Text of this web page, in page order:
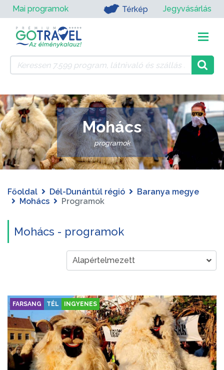
Mai programok Térkép Jegyvásárlás
Mohács
programok
Főoldal Dél-Dunántúl régió
Baranya megye
Mohács
Programok
Mohács - programok
FARSANG TÉL INGYENES